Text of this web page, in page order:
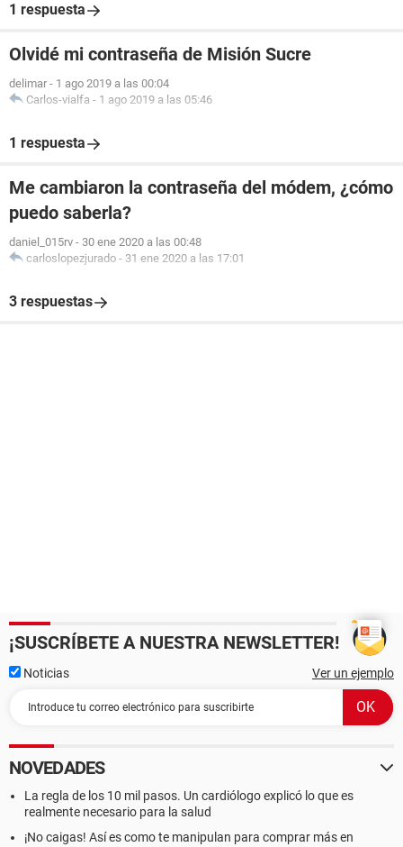
1 respuesta
Olvidé mi contraseña de Misión Sucre
delimar - 1 ago 2019 a las 00:04
Carlos-vialfa - 1 ago 2019 a las 05:46
1 respuesta
Me cambiaron la contraseña del módem, ¿cómo
puedo saberla?
daniel_015rv - 30 ene 2020 a las 00:48
carloslopezjurado - 31 ene 2020 a las 17:01
3 respuestas
¡SUSCRÍBETE A NUESTRA NEWSLETTER!
Noticias Ver un ejemplo
NOVEDADES
La regla de los 10 mil pasos. Un cardiólogo explicó lo que es
realmente necesario para la salud
¡No caigas! Así es como te manipulan para comprar más en